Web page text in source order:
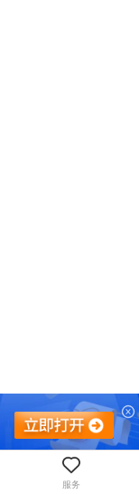
服务